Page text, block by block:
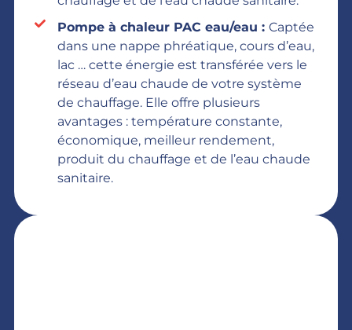
Pompe à chaleur PAC eau/eau : Captée
dans une nappe phréatique, cours d’eau,
lac … cette énergie est transférée vers le
réseau d’eau chaude de votre système
de chauffage. Elle offre plusieurs
avantages : température constante,
économique, meilleur rendement,
produit du chauffage et de l’eau chaude
sanitaire.